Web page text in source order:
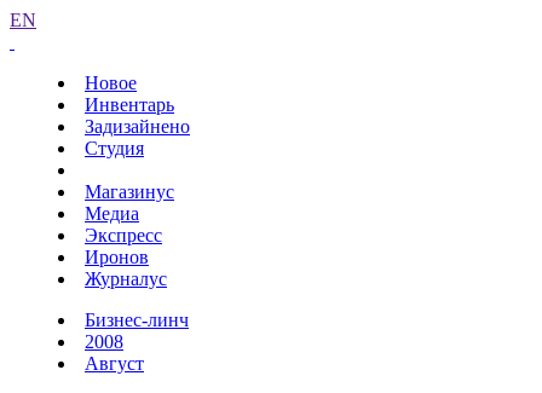
EN
Новое
Инвентарь
Задизайнено
Студия
Магазинус
Медиа
Экспресс
Иронов
Журналус
Бизнес-линч
2008
Август